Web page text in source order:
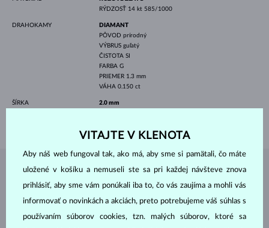
RÝDZOSŤ 14 kt 585/1000
DRAHOKAMY
DIAMANT
PÔVOD prírodný
VÝBRUS guľatý
ČISTOTA SI
FARBA G
PRIEMER 1.3 mm
VÁHA 0.150 ct
ŠÍRKA 2.0 mm
ŠPERKY ZATELIÉRU KLENOTA
VITAJTE V KLENOTA
Aby náš web fungoval tak, ako má, aby sme si pamätali, čo máte
uložené v košíku a nemuseli ste sa pri každej návšteve znova
prihlásiť, aby sme vám ponúkali iba to, čo vás zaujíma a mohli vás
informovať o novinkách a akciách, preto potrebujeme váš súhlas s
používaním súborov cookies, tzn. malých súborov, ktoré sa